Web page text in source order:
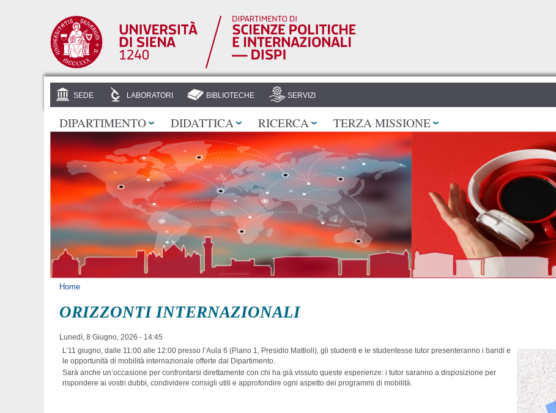
SEDE LABORATORI BIBLIOTECHE SERVIZI
DIPARTIMENTO DIDATTICA RICERCA TERZA MISSIONE
Tu sei qui
Home
ORIZZONTI INTERNAZIONALI
Lunedì, 8 Giugno, 2026 - 14:45
L’11 giugno, dalle 11:00 alle 12:00 presso l’Aula 6 (Piano 1, Presidio Mattioli), gli studenti e le studentesse tutor presenteranno i bandi e
le opportunità di mobilità internazionale offerte dal Dipartimento.
Sarà anche un’occasione per confrontarsi direttamente con chi ha già vissuto queste esperienze: i tutor saranno a disposizione per
rispondere ai vostri dubbi, condividere consigli utili e approfondire ogni aspetto dei programmi di mobilità.